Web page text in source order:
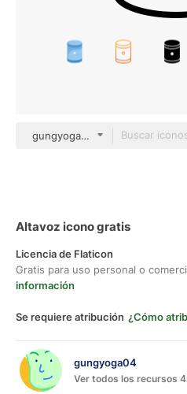
gungyoga04 Detailed Outline
Altavoz icono gratis
Licencia de Flaticon
Gratis para uso personal o
información
Se requiere atribución ¿Cómo
gungyoga04
Ver todos los recursos